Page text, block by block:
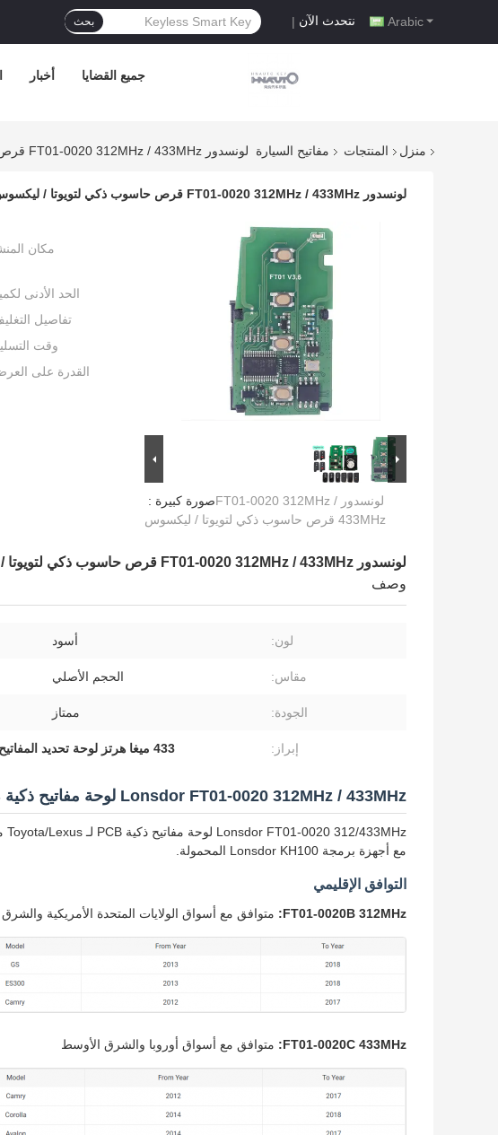
Arabic نتحدث الآن | بحث
أخبار جميع القضايا
منزل المنتجات مفاتيح السيارة لونسدور FT01-0020 312MHz / 433MHz قرص حاسوب ذكي لتويوتا / ليكسوس
لونسدور FT01-0020 312MHz / 433MHz قرص حاسوب ذكي لتويوتا / ليكسوس
صورة كبيرة :لونسدور FT01-0020 312MHz /
433MHz قرص حاسوب ذكي لتويوتا / ليكسوس
مكان
الحد الأدنى
تفاصيل
وقت
القدرة على
لونسدور FT01-0020 312MHz / 433MHz قرص حاسوب ذكي لتويوتا / ليكسوس
وصف
لون: أسود
مقاس: الحجم الأصلي
الجودة: ممتاز
إبراز: 433 ميغا هرتز لوحة تحديد المفاتيح
Lonsdor FT01-0020 312MHz / 433MHz لوحة مفاتيح ذكية PCB لـ Toyota / Lexus
مع أجهزة برمجة Lonsdor KH100 المحمولة.
التوافق الإقليمي
FT01-0020B 312MHz: متوافق مع أسواق الولايات المتحدة الأمريكية
FT01-0020C 433MHz: متوافق مع أسواق أوروبا والشرق الأوسط